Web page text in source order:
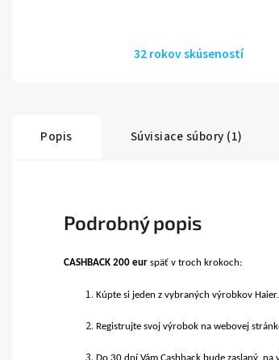
32 rokov skúseností
Popis Súvisiace súbory (1)
Podrobný popis
CASHBACK 200 eur späť v troch krokoch:
Kúpte si jeden z vybraných výrobkov Haier.
Registrujte svoj výrobok na webovej